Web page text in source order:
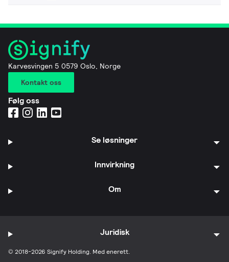
Karvesvingen 5 0579 Oslo, Norge
Kontakt oss
Følg oss
Se løsninger
Innvirkning
Om
© 2018-2026 Signify Holding. Med enerett.
Juridisk